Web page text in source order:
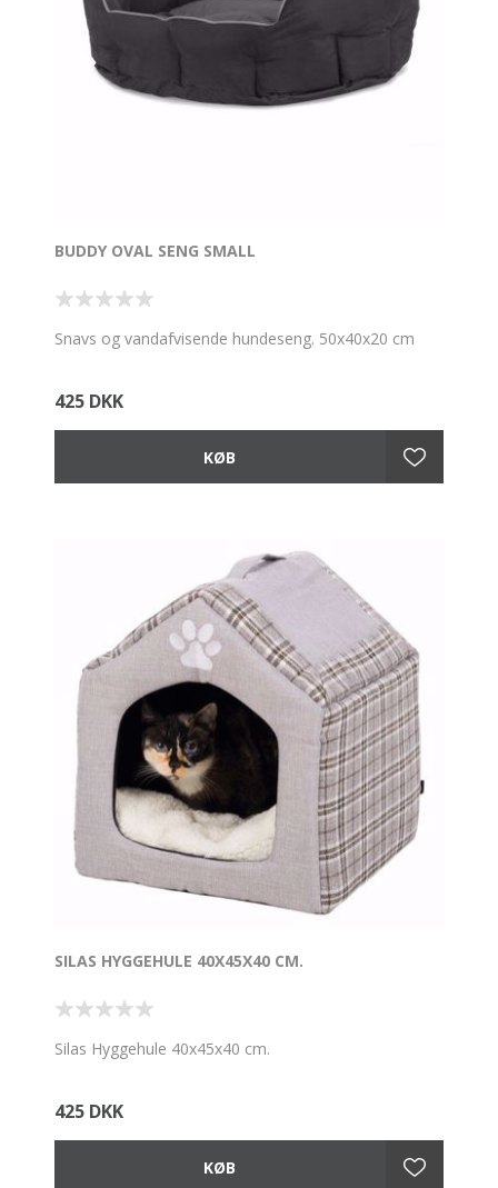
BUDDY OVAL SENG SMALL
Snavs og vandafvisende hundeseng. 50x40x20 cm
425 DKK
SILAS HYGGEHULE 40X45X40 CM.
Silas Hyggehule 40x45x40 cm.
425 DKK